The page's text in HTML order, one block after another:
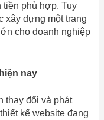
tiền phù hợp. Tuy
xây dựng một trang
cho doanh nghiệp
nay
thay đổi và phát
kế website đang